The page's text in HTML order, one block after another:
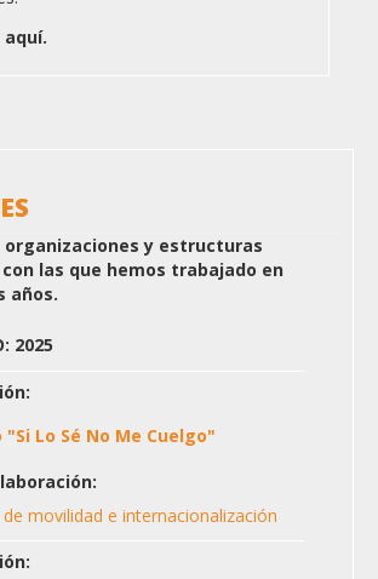
organizaciones y estructuras
las que hemos trabajado en
años.
2025
Lo Sé No Me Cuelgo"
movilidad e internacionalización